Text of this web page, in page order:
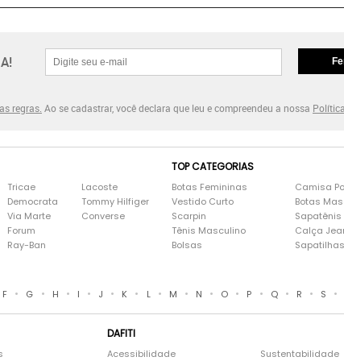
regras. Ao se cadastrar, você declara que leu e compreendeu a nossa
Tricae
Democrata
Via Marte
Forum
Ray-Ban
Lacoste
Tommy Hilfiger
Converse
TOP CATEGORIAS
Botas Femininas
Vestido Curto
Scarpin
Tênis Masculino
Bolsas
Camisa
Botas
Sapatênis
Calça
F • G • H • I • J • K • L • M • N • O • P • Q • R • S •
DAFITI
Acessibilidade Sustentabilidade